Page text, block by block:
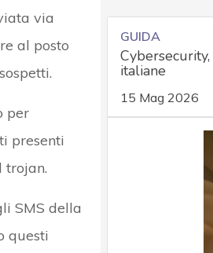
via
al posto
per
presenti
trojan.
SMS della
questi
GUIDA
italiane
15 Mag 2026